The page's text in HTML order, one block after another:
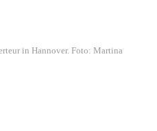
in Hannover. Foto: Martina